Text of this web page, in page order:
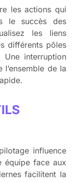
les actions qui
le succès des
les liens
différents pôles
interruption
de la
influence
équipe face aux
facilitent la